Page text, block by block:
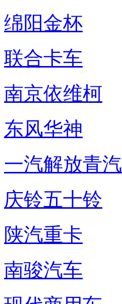
绵阳金杯
联合卡车
南京依维柯
东风华神
一汽解放青汽
庆铃五十铃
陕汽重卡
南骏汽车